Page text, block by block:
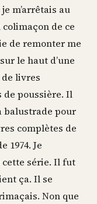
m’arrêtais au
de ce
de remonter me
le haut d’une
livres
de poussière. Il
balustrade pour
complètes de
1974. Je
série. Il fut
ça. Il se
Non que